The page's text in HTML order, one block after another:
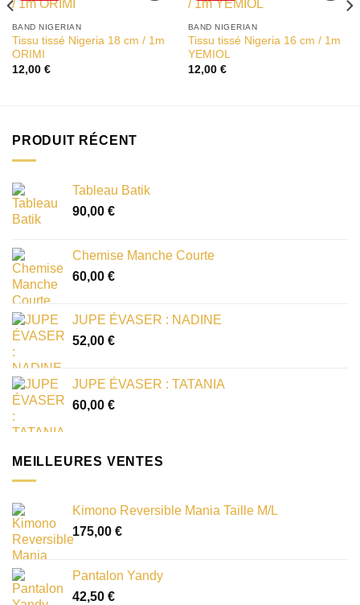
d’envies
BAND NIGERIAN
Tissu tissé Nigeria 18 cm / 1m
ORIMI
12,00 €
d’envies
BAND NIGERIAN
Tissu tissé Nigeria 16 cm / 1m
YEMIOL
12,00 €
PRODUIT RÉCENT
Tableau Batik
90,00 €
Chemise Manche Courte
60,00 €
JUPE ÉVASER : NADINE
52,00 €
JUPE ÉVASER : TATANIA
60,00 €
MEILLEURES VENTES
Kimono Reversible Mania Taille M/L
175,00 €
Pantalon Yandy
42,50 €